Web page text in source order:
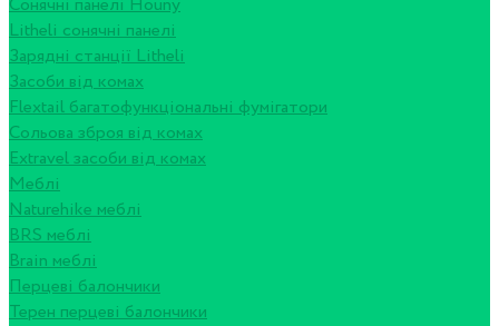
Сонячні панелі Houny
Litheli сонячні панелі
Зарядні станції Litheli
Засоби від комах
Flextail багатофункціональні фумігатори
Сольова зброя від комах
Extravel засоби від комах
Меблі
Naturehike меблі
BRS меблі
Brain меблі
Перцеві балончики
Терен перцеві балончики